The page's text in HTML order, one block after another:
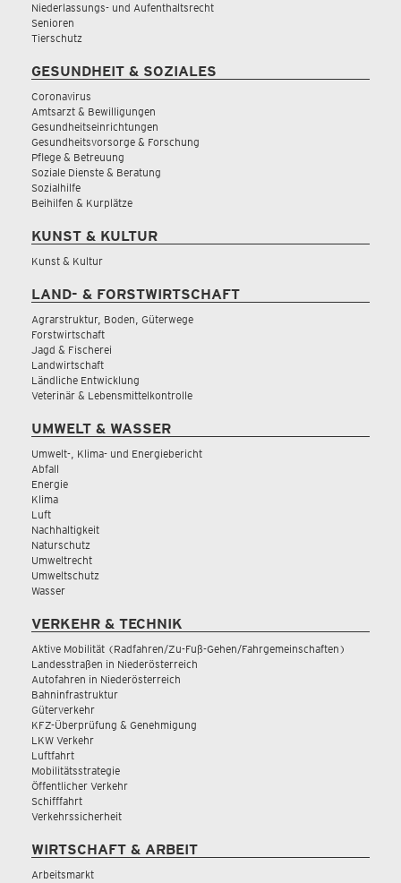
Niederlassungs- und Aufenthaltsrecht
Senioren
Tierschutz
GESUNDHEIT & SOZIALES
Coronavirus
Amtsarzt & Bewilligungen
Gesundheitseinrichtungen
Gesundheitsvorsorge & Forschung
Pflege & Betreuung
Soziale Dienste & Beratung
Sozialhilfe
Beihilfen & Kurplätze
KUNST & KULTUR
Kunst & Kultur
LAND- & FORSTWIRTSCHAFT
Agrarstruktur, Boden, Güterwege
Forstwirtschaft
Jagd & Fischerei
Landwirtschaft
Ländliche Entwicklung
Veterinär & Lebensmittelkontrolle
UMWELT & WASSER
Umwelt-, Klima- und Energiebericht
Abfall
Energie
Klima
Luft
Nachhaltigkeit
Naturschutz
Umweltrecht
Umweltschutz
Wasser
VERKEHR & TECHNIK
Aktive Mobilität (Radfahren/Zu-Fuß-Gehen/Fahrgemeinschaften)
Landesstraßen in Niederösterreich
Autofahren in Niederösterreich
Bahninfrastruktur
Güterverkehr
KFZ-Überprüfung & Genehmigung
LKW Verkehr
Luftfahrt
Mobilitätsstrategie
Öffentlicher Verkehr
Schifffahrt
Verkehrssicherheit
WIRTSCHAFT & ARBEIT
Arbeitsmarkt